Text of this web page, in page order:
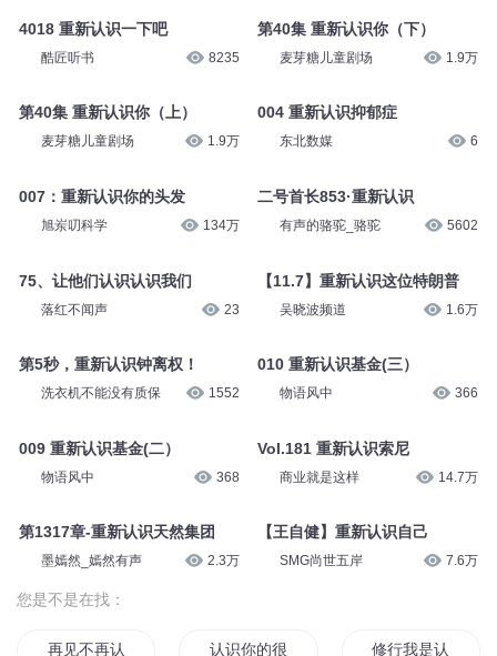
4018 重新认识一下吧
酷匠听书 8235
第40集 重新认识你（上）
麦芽糖儿童剧场 1.9万
007：重新认识你的头发
旭岽叨科学 134万
75、让他们认识认识我们
落红不闻声 23
第5秒，重新认识钟离权！
洗衣机不能没有质保 1552
009 重新认识基金(二）
物语风中 368
第1317章-重新认识天然集团
墨嫣然_嫣然有声 2.3万
第40集 重新认识你（下）
麦芽糖儿童剧场 1.9万
004 重新认识抑郁症
东北数媒 6
二号首长853·重新认识
有声的骆驼_骆驼 5602
【11.7】重新认识这位特朗普
吴晓波频道 1.6万
010 重新认识基金(三）
物语风中 366
Vol.181 重新认识索尼
商业就是这样 14.7万
【王自健】重新认识自己
SMG尚世五岸 7.6万
您是不是在找：
再见不再认 认识你的很多年 修行我是认真的